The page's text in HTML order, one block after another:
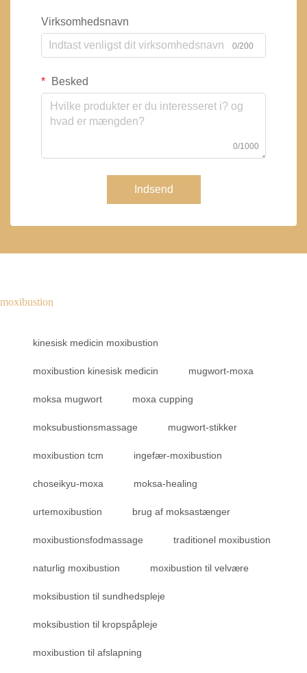
Virksomhedsnavn
0/200
Besked
0/1000
Indsend
moxibustion
kinesisk medicin moxibustion
moxibustion kinesisk medicin mugwort-moxa
moksa mugwort moxa cupping
moksubustionsmassage mugwort-stikker
moxibustion tcm ingefær-moxibustion
choseikyu-moxa moksa-healing
urtemoxibustion brug af moksastænger
moxibustionsfodmassage traditionel moxibustion
naturlig moxibustion moxibustion til velvære
moksibustion til sundhedspleje
moksibustion til kropspåpleje
moxibustion til afslapning